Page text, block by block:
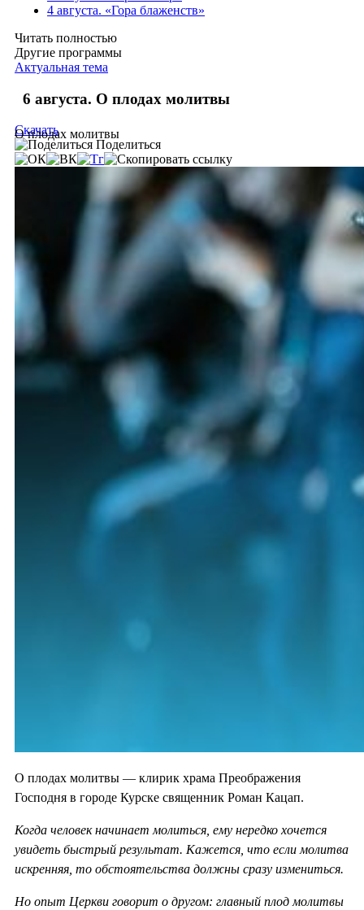
4 августа. «Гора блаженств»
Читать полностью
Другие программы
Актуальная тема
6 августа. О плодах молитвы
О плодах молитвы
Скачать
Поделиться
О плодах молитвы — клирик храма Преображения
Господня в городе Курске священник Роман Кацап.
Когда человек начинает молиться, ему нередко хочется
увидеть быстрый результат. Кажется, что если молитва
искренняя, то обстоятельства должны сразу измениться.
Но опыт Церкви говорит о другом: главный плод молитвы